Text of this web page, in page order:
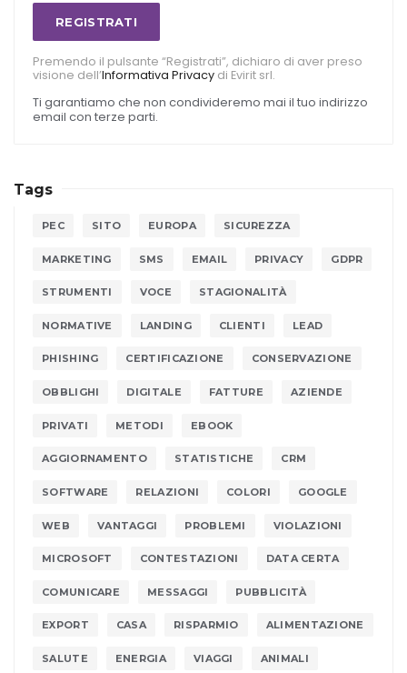
REGISTRATI
Premendo il pulsante “Registrati”, dichiaro di aver preso
visione dell’Informativa Privacy di Evirit srl.
Ti garantiamo che non condivideremo mai il tuo indirizzo
email con terze parti.
Tags
PEC SITO EUROPA SICUREZZA
MARKETING SMS EMAIL PRIVACY GDPR
STRUMENTI VOCE STAGIONALITÀ
NORMATIVE LANDING CLIENTI LEAD
PHISHING CERTIFICAZIONE CONSERVAZIONE
OBBLIGHI DIGITALE FATTURE AZIENDE
PRIVATI METODI EBOOK
AGGIORNAMENTO STATISTICHE CRM
SOFTWARE RELAZIONI COLORI GOOGLE
WEB VANTAGGI PROBLEMI VIOLAZIONI
MICROSOFT CONTESTAZIONI DATA CERTA
COMUNICARE MESSAGGI PUBBLICITÀ
EXPORT CASA RISPARMIO ALIMENTAZIONE
SALUTE ENERGIA VIAGGI ANIMALI